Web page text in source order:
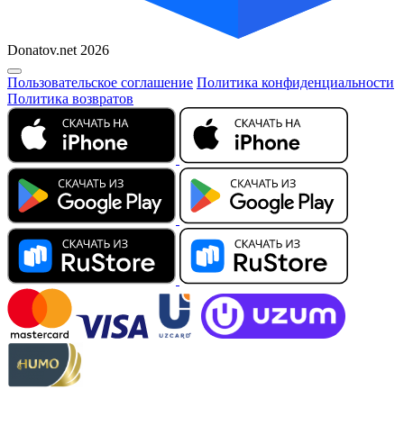
Donatov.net 2026
Пользовательское соглашение Политика конфиденциальности
Политика возвратов